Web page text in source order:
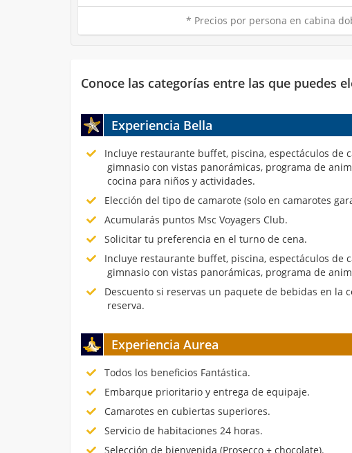
* Precios por persona en cabina
Conoce las categorías entre las que puedes
Experiencia Bella
Incluye restaurante buffet, piscina, espectáculos de
gimnasio con vistas panorámicas, programa de
cocina para niños y actividades.
Elección del tipo de camarote (solo en camarotes
Acumularás puntos Msc Voyagers Club.
Solicitar tu preferencia en el turno de cena.
Incluye restaurante buffet, piscina, espectáculos de
gimnasio con vistas panorámicas, programa de
Descuento si reservas un paquete de bebidas en la
reserva.
Experiencia Aurea
Todos los beneficios Fantástica.
Embarque prioritario y entrega de equipaje.
Camarotes en cubiertas superiores.
Servicio de habitaciones 24 horas.
Selección de bienvenida (Prosecco + chocolate).